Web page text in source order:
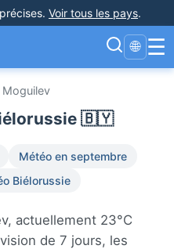
. Voir tous les pays.
🌐 ☰
Moguilev
🇧🇾
Météo en septembre
Biélorussie
actuellement 23°C
de 7 jours, les